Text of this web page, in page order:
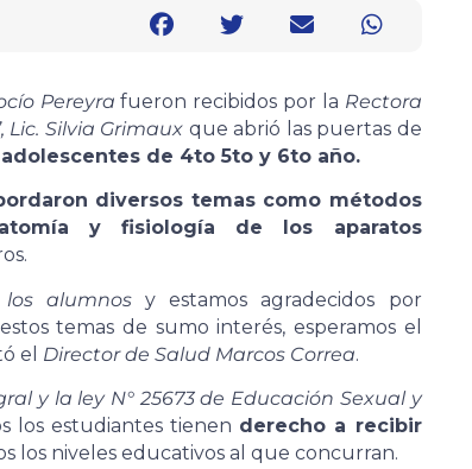
Pereyra fueron recibidos por la Rectora
Lic. Silvia Grimaux que abrió las puertas de
de 4to 5to y 6to año.
diversos temas como métodos
y fisiología de los aparatos
alumnos y estamos agradecidos por
temas de sumo interés, esperamos el
el Director de Salud Marcos Correa.
y la ley N° 25673 de Educación Sexual y
los estudiantes tienen derecho a recibir
los niveles educativos al que concurran.